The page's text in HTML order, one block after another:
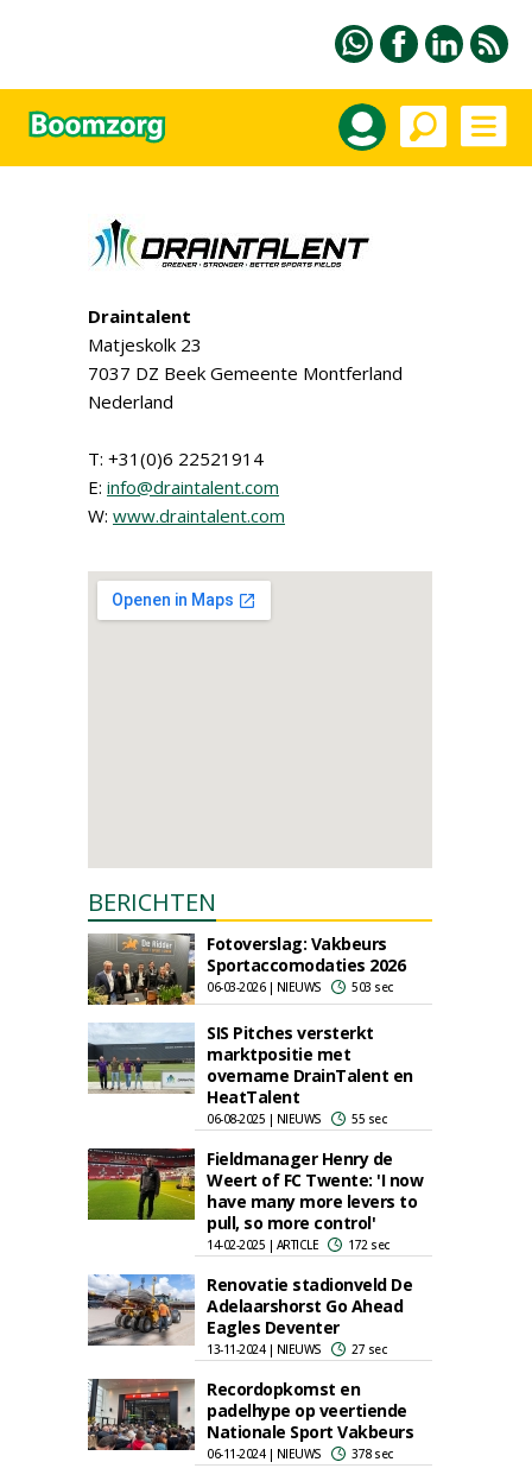
Draintalent
Matjeskolk 23
7037 DZ Beek Gemeente Montferland
Nederland
T: +31(0)6 22521914
E: info@draintalent.com
W: www.draintalent.com
BERICHTEN
Fotoverslag: Vakbeurs
Sportaccomodaties 2026
06-03-2026 | NIEUWS 503 sec
SIS Pitches versterkt
marktpositie met
overname DrainTalent en
HeatTalent
06-08-2025 | NIEUWS 55 sec
Fieldmanager Henry de
Weert of FC Twente: 'I now
have many more levers to
pull, so more control'
14-02-2025 | ARTICLE 172 sec
Renovatie stadionveld De
Adelaarshorst Go Ahead
Eagles Deventer
13-11-2024 | NIEUWS 27 sec
Recordopkomst en
padelhype op veertiende
Nationale Sport Vakbeurs
06-11-2024 | NIEUWS 378 sec